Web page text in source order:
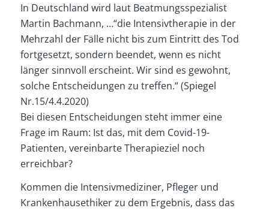
In Deutschland wird laut Beatmungsspezialist
Martin Bachmann, …“die Intensivtherapie in der
Mehrzahl der Fälle nicht bis zum Eintritt des Tod
fortgesetzt, sondern beendet, wenn es nicht
länger sinnvoll erscheint. Wir sind es gewohnt,
solche Entscheidungen zu treffen.“ (Spiegel
Nr.15/4.4.2020)
Bei diesen Entscheidungen steht immer eine
Frage im Raum: Ist das, mit dem Covid-19-
Patienten, vereinbarte Therapieziel noch
erreichbar?
Kommen die Intensivmediziner, Pfleger und
Krankenhausethiker zu dem Ergebnis, dass das